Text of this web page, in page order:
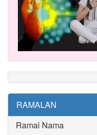
RAMALAN
Ramal Nama